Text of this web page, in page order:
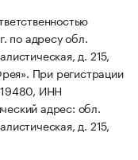
по адресу обл.
д. 215,
При регистрации
ИНН
адрес: обл.
д. 215,